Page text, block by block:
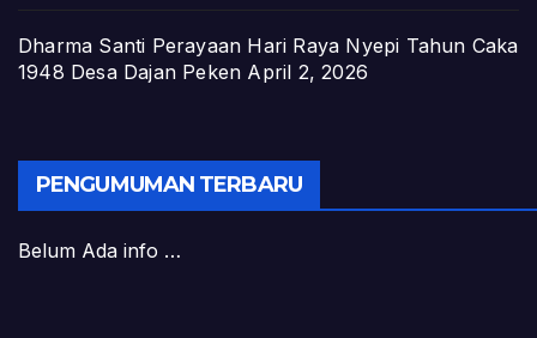
Dharma Santi Perayaan Hari Raya Nyepi Tahun Caka
1948 Desa Dajan Peken April 2, 2026
PENGUMUMAN TERBARU
Belum Ada info …